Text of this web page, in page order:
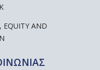
EQUITY AND